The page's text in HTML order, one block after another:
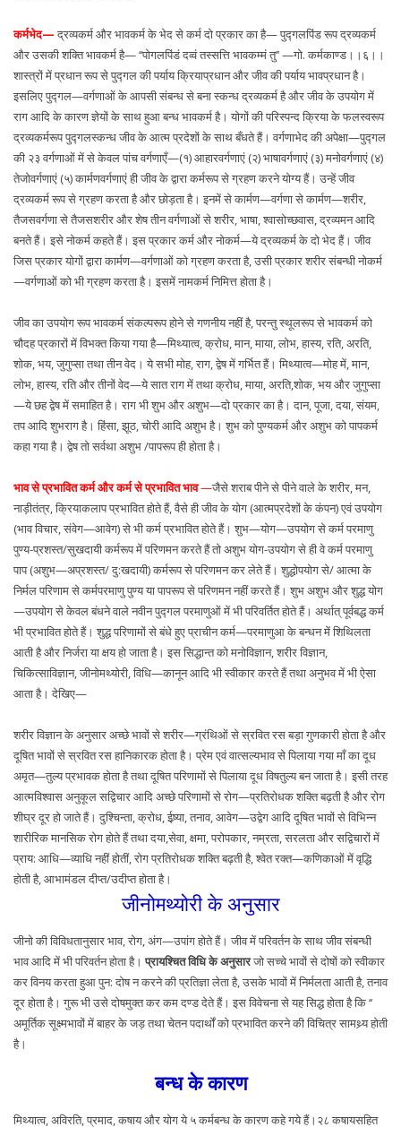
कर्मभेद— द्रव्यकर्म और भावकर्म के भेद से कर्म दो प्रकार का है— पुद्गलपिंड रूप द्रव्यकर्म
और उसकी शक्ति भावकर्म है— ‘‘पोगलपिंडं दव्वं तस्सत्ति भावकम्मं तु’’ —गो. कर्मकाण्ड।।६।।
शास्त्रों में प्रधान रूप से पुद्गल की पर्याय क्रियाप्रधान और जीव की पर्याय भावप्रधान है।
इसलिए पुद्गल—वर्गणाओं के आपसी संबन्ध से बना स्कन्ध द्रव्यकर्म है और जीव के उपयोग में
राग आदि के कारण ज्ञेयों के साथ हुआ बन्ध भावकर्म है। योगों की परिस्पन्द क्रिया के फलस्वरूप
द्रव्यकर्मरूप पुद्गलस्कन्ध जीव के आत्म प्रदेशों के साथ बँधते हैं। वर्गणाभेद की अपेक्षा—पुद्गल
की २३ वर्गणाओं में से केवल पांच वर्गणाएँ—(१) आहारवर्गणाएं (२) भाषावर्गणाएं (३) मनोवर्गणाएं (४)
तेजोवर्गणाएं (५) कार्मणवर्गणाएं ही जीव के द्वारा कर्मरूप से ग्रहण करने योग्य हैं। उन्हें जीव
द्रव्यकर्म रूप से ग्रहण करता है और छोड़ता है। इनमें से कार्मण—वर्गणा से कार्मण—शरीर,
तैजसवर्गणा से तैजसशरीर और शेष तीन वर्गणाओं से शरीर, भाषा, श्वासोच्छवास, द्रव्यमन आदि
बनते हैं। इसे नोकर्म कहते हैं। इस प्रकार कर्म और नोकर्म—ये द्रव्यकर्म के दो भेद हैं। जीव
जिस प्रकार योगों द्वारा कार्मण—वर्गणाओं को ग्रहण करता है, उसी प्रकार शरीर संबन्धी नोकर्म
—वर्गणाओं को भी ग्रहण करता है। इसमें नामकर्म निमित्त होता है।
जीव का उपयोग रूप भावकर्म संकल्परूप होने से गणनीय नहीं है, परन्तु स्थूलरूप से भावकर्म को
चौदह प्रकारों में विभक्त किया गया है—मिथ्यात्व, क्रोध, मान, माया, लोभ, हास्य, रति, अरति,
शोक, भय, जुगुप्सा तथा तीन वेद। ये सभी मोह, राग, द्वेष में गर्भित हैं। मिथ्यात्व—मोह में, मान,
लोभ, हास्य, रति और तीनों वेद—ये सात राग में तथा क्रोध, माया, अरति,शोक, भय और जुगुप्सा
—ये छह द्वेष में समाहित है। राग भी शुभ और अशुभ—दो प्रकार का है। दान, पूजा, दया, संयम,
तप आदि शुभराग है। हिंसा, झूठ, चोरी आदि अशुभ है। शुभ को पुण्यकर्म और अशुभ को पापकर्म
कहा गया है। द्वेष तो सर्वथा अशुभ /पापरूप ही होता है।
भाव से प्रभावित कर्म और कर्म से प्रभावित भाव—जैसे शराब पीने से पीने वाले के शरीर, मन,
नाड़ीतंत्र, क्रियाकलाप प्रभावित होते हैं, वैसे ही जीव के योग (आत्मप्रदेशों के कंपन) एवं उपयोग
(भाव विचार, संवेग—आवेग) से भी कर्म प्रभावित होते हैं। शुभ—योग—उपयोग से कर्म परमाणु
पुण्य-प्रशस्त/सुखदायी कर्मरूप में परिणमन करते हैं तो अशुभ योग-उपयोग से ही वे कर्म परमाणु
पाप (अशुभ—अप्रशस्त/ दु:खदायी) कर्मरूप से परिणमन कर लेते हैं। शुद्धोपयोग से/ आत्मा के
निर्मल परिणाम से कर्मपरमाणु पुण्य या पापरूप से परिणमन नहीं करते हैं। शुभ अशुभ और शुद्ध योग
—उपयोग से केवल बंधने वाले नवीन पुद्गल परमाणुओं में भी परिवर्तित होते हैं। अर्थात् पूर्वबद्ध कर्म
भी प्रभावित होते हैं। शुद्ध परिणामों से बंधे हुए प्राचीन कर्म—परमाणुआ के बन्धन में शिथिलता
आती है और निर्जरा या क्षय हो जाता है। इस सिद्धान्त को मनोविज्ञान, शरीर विज्ञान,
चिकित्साविज्ञान, जीनोमथ्योरी, विधि—कानून आदि भी स्वीकार करते हैं तथा अनुभव में भी ऐसा
आता है। देखिए—
शरीर विज्ञान के अनुसार अच्छे भावों से शरीर—ग्रंथिओं से स्रवित रस बड़ा गुणकारी होता है और
दूषित भावों से स्रवित रस हानिकारक होता है। प्रेम एवं वात्सल्यभाव से पिलाया गया माँ का दूध
अमृत—तुल्य प्रभावक होता है तथा दूषित परिणामों से पिलाया दूध विषतुल्य बन जाता है। इसी तरह
आत्मविश्वास अनुकूल सद्विचार आदि अच्छे परिणामों से रोग—प्रतिरोधक शक्ति बढ़ती है और रोग
शीघ्र दूर हो जाते हैं। दुश्चिन्ता, क्रोध, ईष्र्या, तनाव, आवेग—उद्वेग आदि दूषित भावों से विभिन्न
शारीरिक मानसिक रोग होते हैं तथा दया,सेवा, क्षमा, परोपकार, नम्रता, सरलता और सद्विचारों में
प्राय: आधि—व्याधि नहीं होतीं, रोग प्रतिरोधक शक्ति बढ़ती है, श्वेत रक्त—कणिकाओं में वृद्धि
होती है, आभामंडल दीप्त/उदीप्त होता है।
जीनोमथ्योरी के अनुसार
जीनो की विविधतानुसार भाव, रोग, अंग—उपांग होते हैं। जीव में परिवर्तन के साथ जीव संबन्धी
भाव आदि में भी परिवर्तन होता है। प्रायश्चित विधि के अनुसारजो सच्चे भावों से दोषों को स्वीकार
कर विनय करता हुआ पुन: दोष न करने की प्रतिज्ञा लेता है, उसके भावों में निर्मलता आती है, तनाव
दूर होता है। गुरू भी उसे दोषमुक्त कर कम दण्ड देते हैं। इस विवेचना से यह सिद्ध होता है कि ‘‘
अमूर्तिक सूक्ष्मभावों में बाहर के जड़ तथा चेतन पदार्थों को प्रभावित करने की विचित्र सामथ्र्य होती
है।
बन्ध के कारण
मिथ्यात्व, अविरति, प्रमाद, कषाय और योग ये ५ कर्मबन्ध के कारण कहे गये हैं।२८ कषायसहित